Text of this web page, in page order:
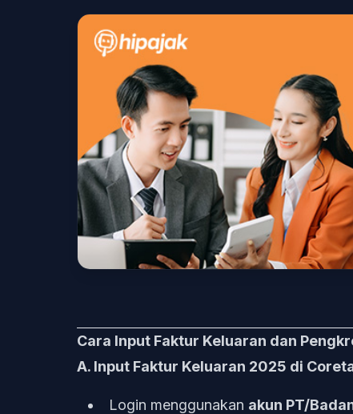
Cara Input Faktur Keluaran dan
A. Input Faktur Keluaran 2025 di
Login menggunakan akun PT/